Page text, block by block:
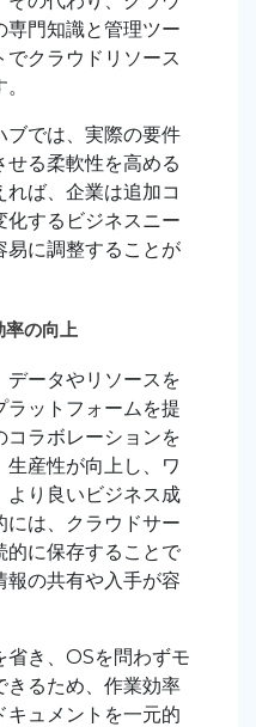
専門知識と管理ツー
クラウドリソース
ブでは、実際の要件
る柔軟性を高める
ば、企業は追加コ
化するビジネスニー
易に調整することが
率の向上
データやリソースを
ラットフォームを提
コラボレーションを
産性が向上し、ワ
より良いビジネス成
には、クラウドサー
的に保存することで
報の共有や入手が容
省き、OSを問わずモ
きるため、作業効率
キュメントを一元的